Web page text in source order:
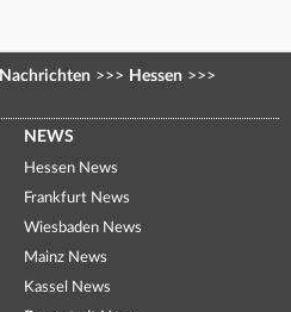
Nachrichten >>> Hessen >>>
NEWS
Hessen News
Frankfurt News
Wiesbaden News
Mainz News
Kassel News